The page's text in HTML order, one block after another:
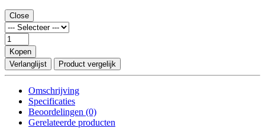
Close
Kopen
Verlanglijst
Product vergelijk
Omschrijving
Specificaties
Beoordelingen (0)
Gerelateerde producten